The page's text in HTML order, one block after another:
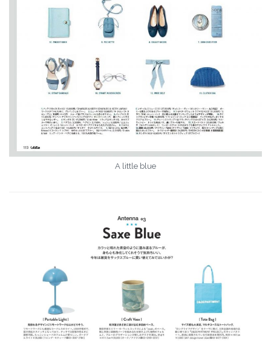
A little blue